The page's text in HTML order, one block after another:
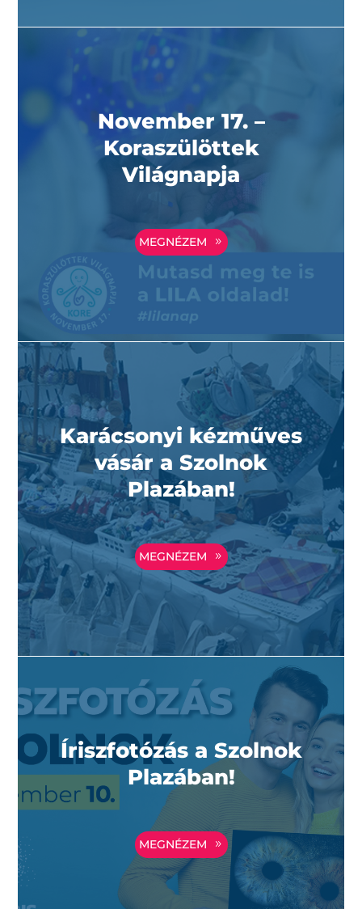
November 17. –
Koraszülöttek
Világnapja
MEGNÉZEM
Karácsonyi kézműves
vásár a Szolnok
Plazában!
MEGNÉZEM
Íriszfotózás a Szolnok
Plazában!
MEGNÉZEM